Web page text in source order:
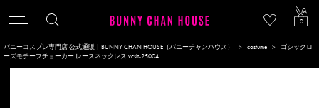
0
バニーコスプレ専門店 公式通販 | BUNNY CHAN HOUSE（バニーチャンハウス） costume
ゴシックロ
ーズモチーフチョーカー レースネックレス vcsit-25004